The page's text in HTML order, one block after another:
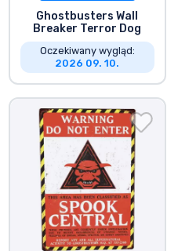
Ghostbusters Wall
Breaker Terror Dog
Oczekiwany wygląd:
2026 09. 10.